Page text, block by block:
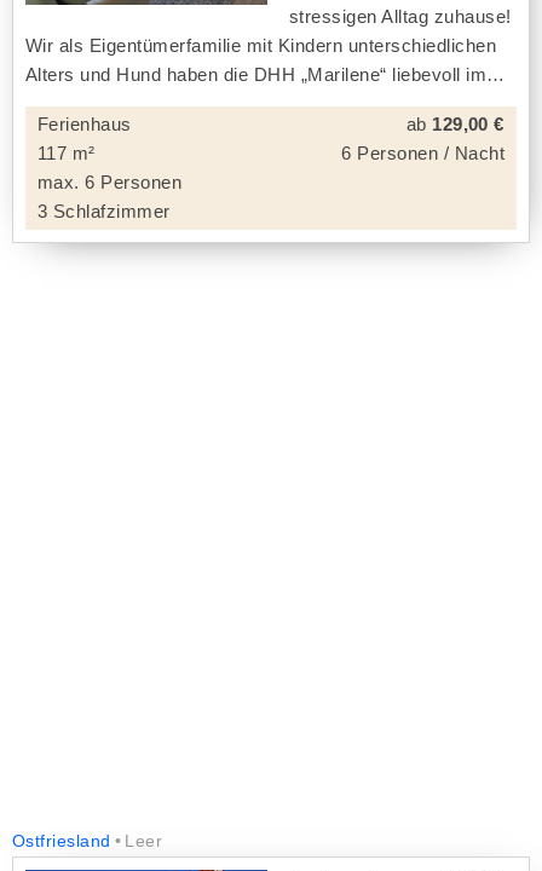
stressigen Alltag zuhause!
Wir als Eigentümerfamilie mit Kindern unterschiedlichen
Alters und Hund haben die DHH „Marilene“ liebevoll im
Ferienhaus
117 m²
max. 6 Personen
3 Schlafzimmer
ab 129,00 €
6 Personen / Nacht
Ostfriesland Leer